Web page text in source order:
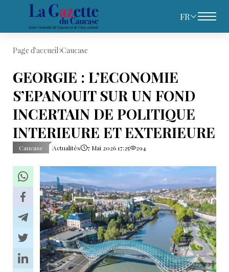
FR
Page d'accueil Caucase
GEORGIE : L’ECONOMIE
S’EPANOUIT SUR UN FOND
INCERTAIN DE POLITIQUE
INTERIEURE ET EXTERIEURE
Caucase Actualités 7 Mai 2026 17:25 294